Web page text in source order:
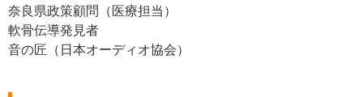
奈良県政策顧問（医療担当）
軟骨伝導発見者
音の匠（日本オーディオ協会）